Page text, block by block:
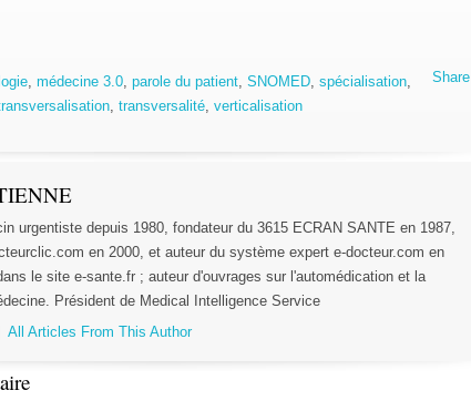
Share
, médecine 3.0, parole du patient, SNOMED, spécialisation,
, transversalité, verticalisation
urgentiste depuis 1980, fondateur du 3615 ECRAN SANTE en 1987,
en 2000, et auteur du système expert e-docteur.com en
le site e-sante.fr ; auteur d'ouvrages sur l'automédication et la
Président de Medical Intelligence Service
All Articles From This Author